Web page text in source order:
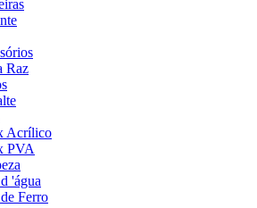
Raz
Acrílico
PVA
'água
Ferro